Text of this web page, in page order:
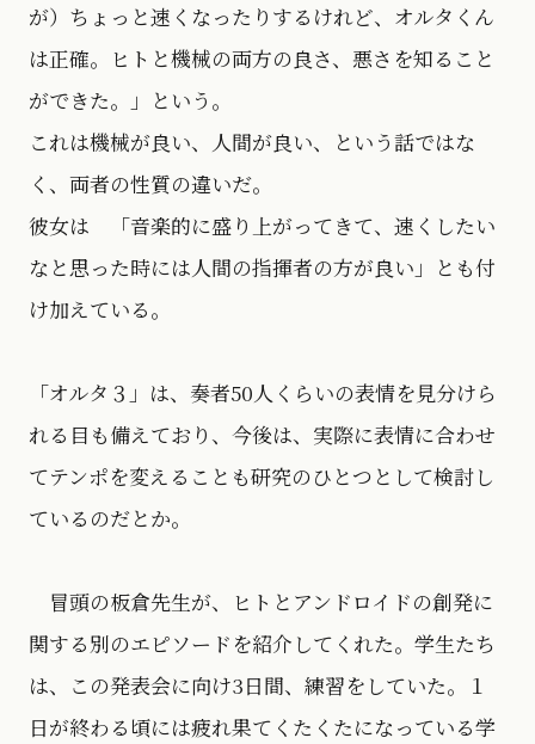
が）ちょっと速くなったりするけれど、オルタくん
は正確。ヒトと機械の両方の良さ、悪さを知ること
ができた。」という。
これは機械が良い、人間が良い、という話ではな
く、両者の性質の違いだ。
彼女は 「音楽的に盛り上がってきて、速くしたい
なと思った時には人間の指揮者の方が良い」とも付
け加えている。
「オルタ３」は、奏者50人くらいの表情を見分けら
れる目も備えており、今後は、実際に表情に合わせ
てテンポを変えることも研究のひとつとして検討し
ているのだとか。
冒頭の板倉先生が、ヒトとアンドロイドの創発に
関する別のエピソードを紹介してくれた。学生たち
は、この発表会に向け3日間、練習をしていた。１
日が終わる頃には疲れ果てくたくたになっている学